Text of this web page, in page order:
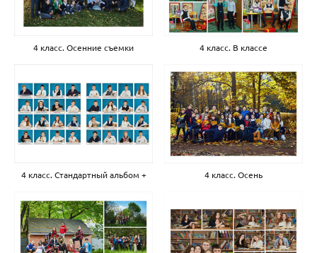
4 класс. Осенние съемки 4 класс. В классе
4 класс. Стандартный альбом + 4 класс. Осень